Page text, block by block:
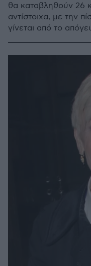
θα καταβληθούν 26
αντίστοιχα, με την
γίνεται από το